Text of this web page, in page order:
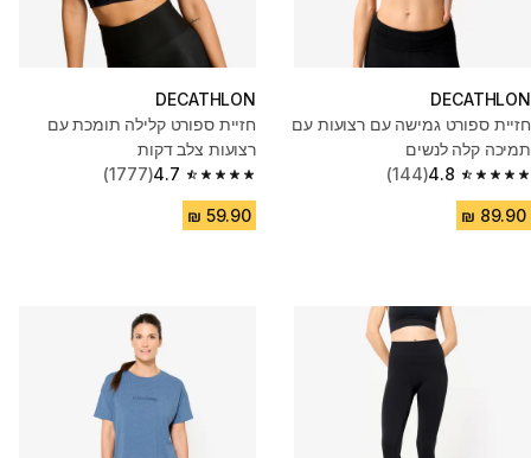
DECATHLON
חזיית ספורט גמישה עם רצועות עם
תמיכה קלה לנשים
4.8
4.8 out of 5 stars from 144 reviews
(144)
DECATHLON
חזיית ספורט קלילה תומכת עם
רצועות צלב דקות
4.7
4.7 out of 5 stars from 1777 reviews
(1777)